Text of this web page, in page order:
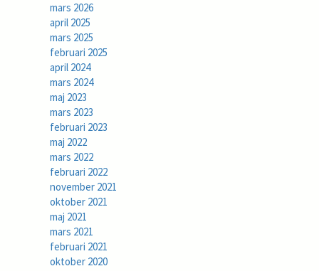
mars 2026
april 2025
mars 2025
februari 2025
april 2024
mars 2024
maj 2023
mars 2023
februari 2023
maj 2022
mars 2022
februari 2022
november 2021
oktober 2021
maj 2021
mars 2021
februari 2021
oktober 2020